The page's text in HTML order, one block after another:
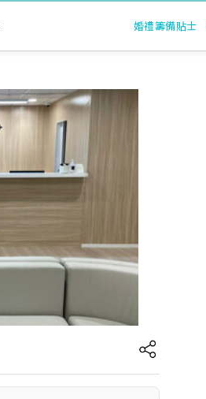
婚禮籌備貼士